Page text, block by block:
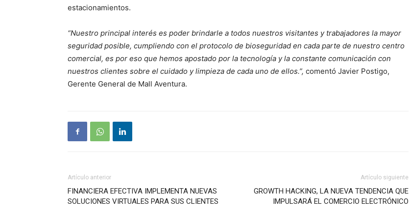
estacionamientos.
“Nuestro principal interés es poder brindarle a todos nuestros visitantes y trabajadores la mayor
seguridad posible, cumpliendo con el protocolo de bioseguridad en cada parte de nuestro centro
comercial, es por eso que hemos apostado por la tecnología y la constante comunicación con
nuestros clientes sobre el cuidado y limpieza de cada uno de ellos.”, comentó Javier Postigo,
Gerente General de Mall Aventura.
Artículo anterior
FINANCIERA EFECTIVA IMPLEMENTA NUEVAS
SOLUCIONES VIRTUALES PARA SUS CLIENTES
Artículo siguiente
GROWTH HACKING, LA NUEVA TENDENCIA QUE
IMPULSARÁ EL COMERCIO ELECTRÓNICO